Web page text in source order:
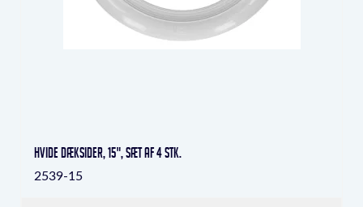
Hvide dæksider, 15", sæt af 4 stk.
2539-15